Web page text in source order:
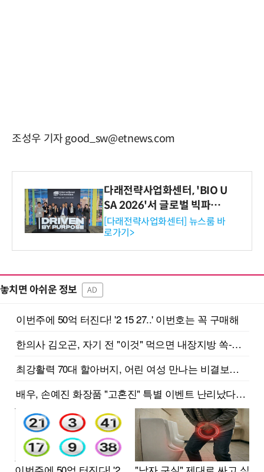
조성우 기자 good_sw@etnews.com
다래전략사업화센터, 'BIO U
SA 2026'서 글로벌 빅파마
와의 비즈니스 미팅 지원…K
-바이오 해외 진출 교두보 확
보
[다래전략사업화센터] 뉴스룸 바
로가기>
놓치면 아쉬운 정보 AD